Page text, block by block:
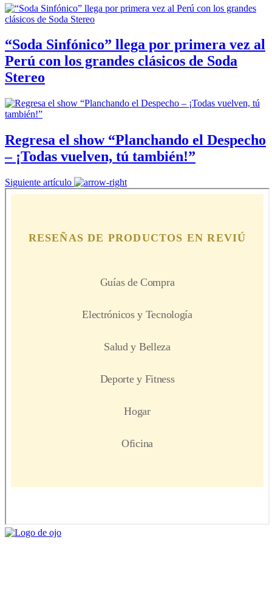
“Soda Sinfónico” llega por primera vez al
Perú con los grandes clásicos de Soda
Stereo
Regresa el show “Planchando el Despecho
– ¡Todas vuelven, tú también!”
Siguiente artículo